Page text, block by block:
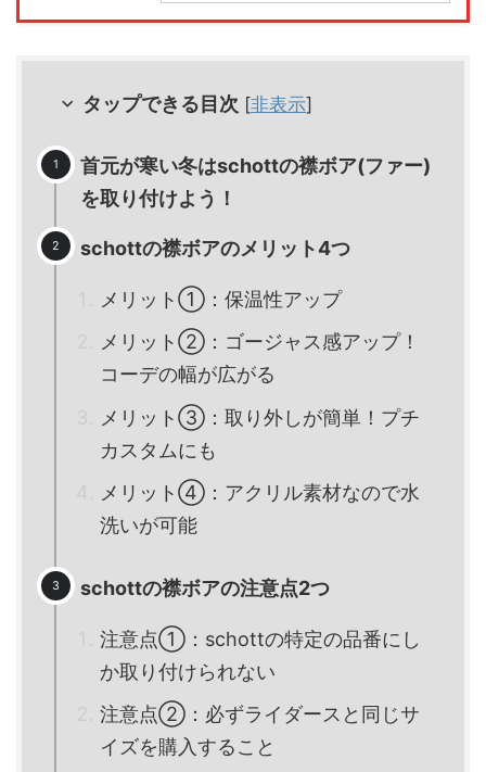
タップできる目次 [非表示]
首元が寒い冬はschottの襟ボア(ファー)
を取り付けよう！
schottの襟ボアのメリット4つ
メリット①：保温性アップ
メリット②：ゴージャス感アップ！
コーデの幅が広がる
メリット③：取り外しが簡単！プチ
カスタムにも
メリット④：アクリル素材なので水
洗いが可能
schottの襟ボアの注意点2つ
注意点①：schottの特定の品番にし
か取り付けられない
注意点②：必ずライダースと同じサ
イズを購入すること